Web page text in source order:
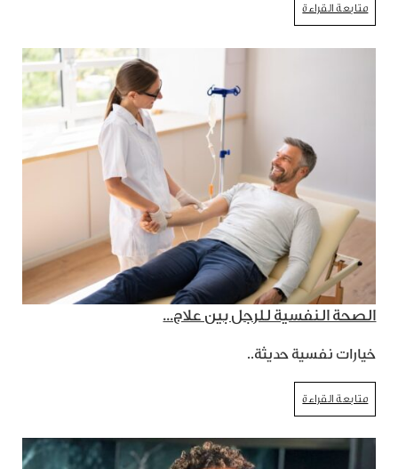
متابعة القراءة
الصحة النفسية للرجل بين علاج...
خيارات نفسية حديثة..
متابعة القراءة